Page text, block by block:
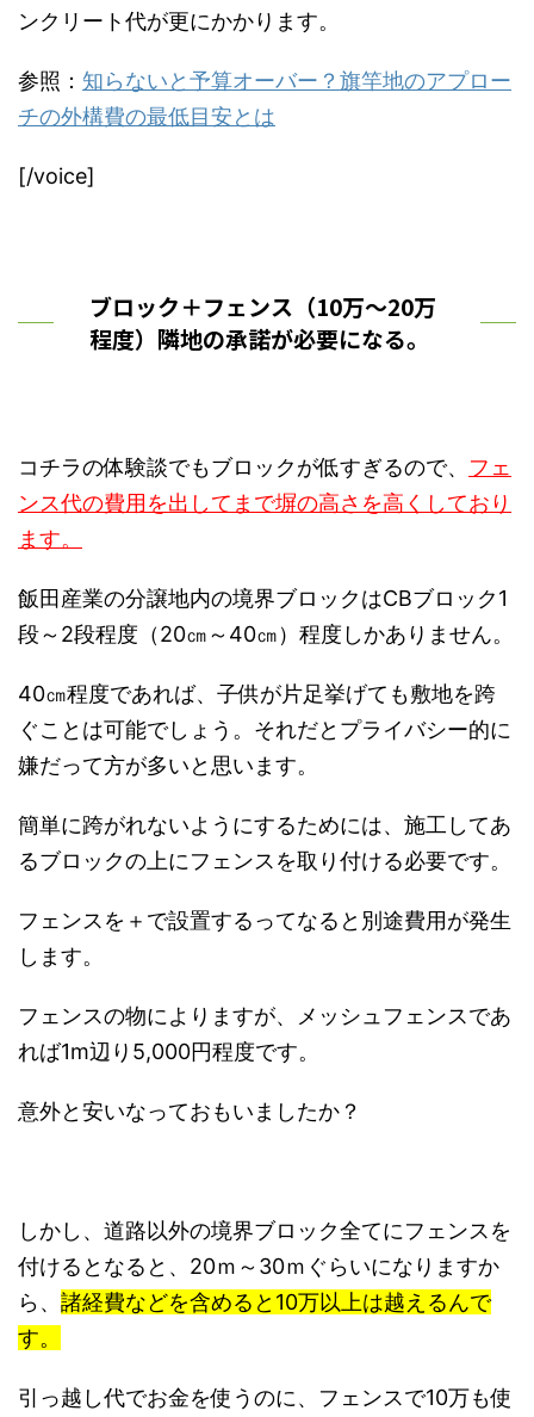
ンクリート代が更にかかります。
参照： 知らないと予算オーバー？旗竿地のアプロー
チの外構費の最低目安とは
[/voice]
ブロック＋フェンス（10万～20万
程度）隣地の承諾が必要になる。
コチラの体験談でもブロックが低すぎるので、 フェ
ンス代の費用を出してまで塀の高さを高くしており
ます。
飯田産業の分譲地内の境界ブロックはCBブロック1
段～2段程度（20㎝～40㎝）程度しかありません。
40㎝程度であれば、子供が片足挙げても敷地を跨
ぐことは可能でしょう。それだとプライバシー的に
嫌だって方が多いと思います。
簡単に跨がれないようにするためには、施工してあ
るブロックの上にフェンスを取り付ける必要です。
フェンスを＋で設置するってなると別途費用が発生
します。
フェンスの物によりますが、メッシュフェンスであ
れば1m辺り5,000円程度です。
意外と安いなっておもいましたか？
しかし、 道路以外の境界ブロック全てにフェンスを
付けるとなると、20ｍ～30ｍぐらいになりますか
ら、 諸経費などを含めると10万以上は越えるんで
す。
引っ越し代でお金を使うのに、フェンスで10万も使